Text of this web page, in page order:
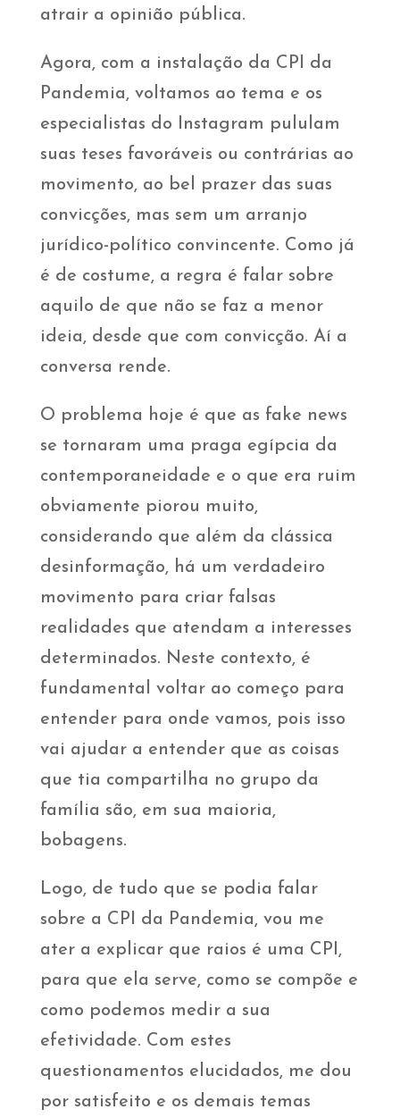
atrair a opinião pública.
Agora, com a instalação da CPI da
Pandemia, voltamos ao tema e os
especialistas do Instagram pululam
suas teses favoráveis ou contrárias ao
movimento, ao bel prazer das suas
convicções, mas sem um arranjo
jurídico-político convincente. Como já
é de costume, a regra é falar sobre
aquilo de que não se faz a menor
ideia, desde que com convicção. Aí a
conversa rende.
O problema hoje é que as fake news
se tornaram uma praga egípcia da
contemporaneidade e o que era ruim
obviamente piorou muito,
considerando que além da clássica
desinformação, há um verdadeiro
movimento para criar falsas
realidades que atendam a interesses
determinados. Neste contexto, é
fundamental voltar ao começo para
entender para onde vamos, pois isso
vai ajudar a entender que as coisas
que tia compartilha no grupo da
família são, em sua maioria,
bobagens.
Logo, de tudo que se podia falar
sobre a CPI da Pandemia, vou me
ater a explicar que raios é uma CPI,
para que ela serve, como se compõe e
como podemos medir a sua
efetividade. Com estes
questionamentos elucidados, me dou
por satisfeito e os demais temas